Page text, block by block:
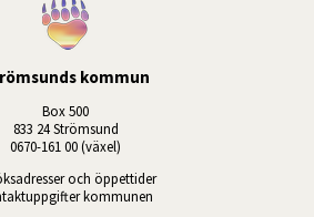
kommun
Box 500
833 24 Strömsund
0670-161 00 (växel)
och öppettider
kommunen